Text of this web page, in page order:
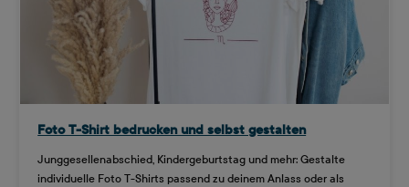
Foto T-Shirt bedrucken und selbst gestalten
Junggesellenabschied, Kindergeburtstag und mehr: Gestalte
individuelle Foto T-Shirts passend zu deinem Anlass oder als